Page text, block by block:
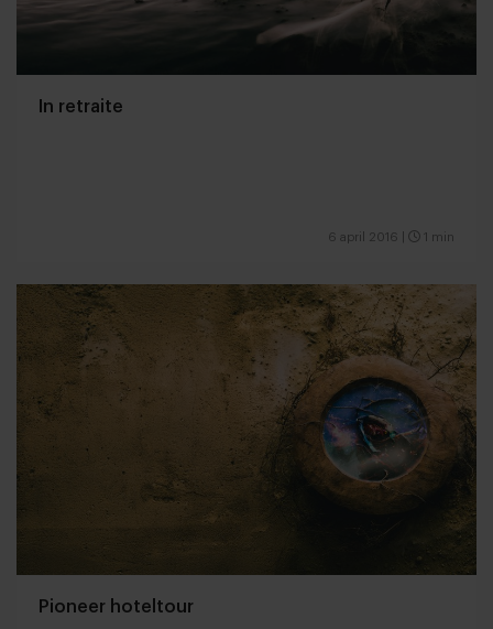
In retraite
6 april 2016 1 min
Pioneer hoteltour